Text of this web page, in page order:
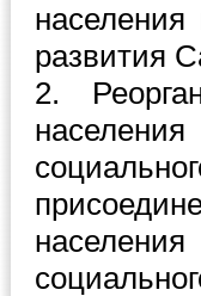
населения
развития
2.